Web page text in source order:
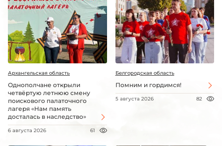
Архангельская область
Однополчане открыли
четвёртую летнюю смену
поискового палаточного
лагеря «Нам память
досталась в наследство»
6 августа 2026 61
Белгородская область
Помним и гордимся!
5 августа 2026 82